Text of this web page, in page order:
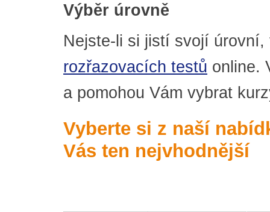
Výběr úrovně
Nejste-li si jistí svojí
rozřazovacích testů online.
a pomohou Vám vybrat
Vyberte si z naší
Vás ten nejvhodnější